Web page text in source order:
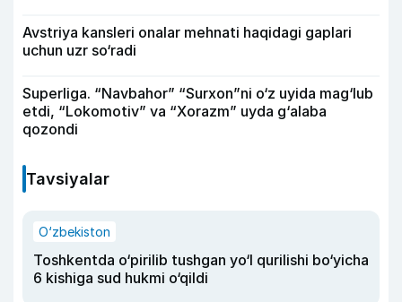
Avstriya kansleri onalar mehnati haqidagi gaplari
uchun uzr so‘radi
Superliga. “Navbahor” “Surxon”ni o‘z uyida mag‘lub
etdi, “Lokomotiv” va “Xorazm” uyda g‘alaba
qozondi
Tavsiyalar
O‘zbekiston
Toshkentda o‘pirilib tushgan yo‘l qurilishi bo‘yicha
6 kishiga sud hukmi o‘qildi